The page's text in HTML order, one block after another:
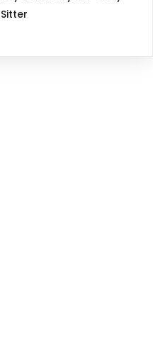
Sitter